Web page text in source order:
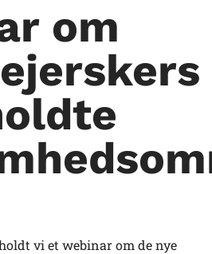
om
vi et webinar om de nye